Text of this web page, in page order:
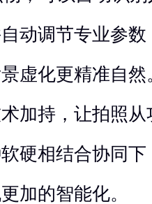
动调节专业参
虚化更精准自
加持，让拍照
硬相结合协同
加的智能化。